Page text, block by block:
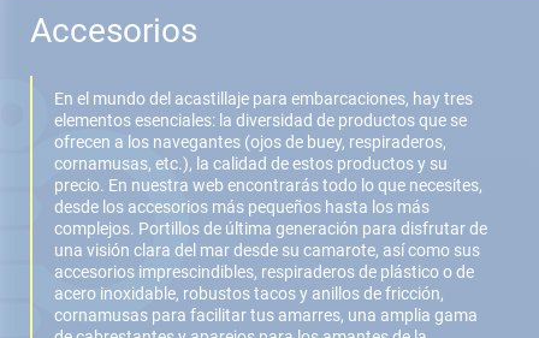
Accesorios
En el mundo del acastillaje para embarcaciones, hay tres
elementos esenciales: la diversidad de productos que se
ofrecen a los navegantes (ojos de buey, respiraderos,
cornamusas, etc.), la calidad de estos productos y su
precio. En nuestra web encontrarás todo lo que necesites,
desde los accesorios más pequeños hasta los más
complejos. Portillos de última generación para disfrutar de
una visión clara del mar desde su camarote, así como sus
accesorios imprescindibles, respiraderos de plástico o de
acero inoxidable, robustos tacos y anillos de fricción,
cornamusas para facilitar tus amarres, una amplia gama